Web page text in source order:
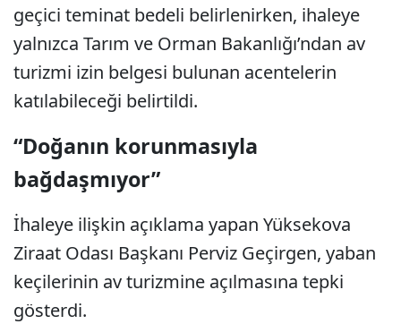
geçici teminat bedeli belirlenirken, ihaleye
yalnızca Tarım ve Orman Bakanlığı’ndan av
turizmi izin belgesi bulunan acentelerin
katılabileceği belirtildi.
“Doğanın korunmasıyla
bağdaşmıyor”
İhaleye ilişkin açıklama yapan Yüksekova
Ziraat Odası Başkanı Perviz Geçirgen, yaban
keçilerinin av turizmine açılmasına tepki
gösterdi.